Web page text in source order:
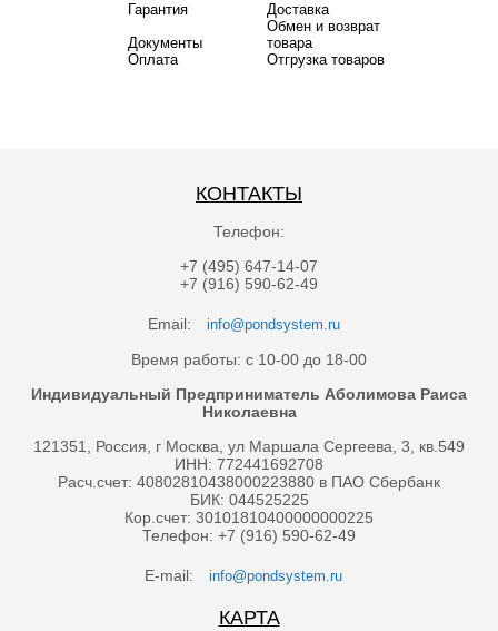
Гарантия
Доставка
Документы
Обмен и возврат
товара
Оплата
Отгрузка товаров
КОНТАКТЫ
Телефон:
+7 (495) 647-14-07
+7 (916) 590-62-49
Email: info@pondsystem.ru
Время работы: с 10-00 до 18-00
Индивидуальный Предприниматель Аболимова Раиса
Николаевна
121351, Россия, г Москва, ул Маршала Сергеева, 3, кв.549
ИНН: 772441692708
Расч.счет: 40802810438000223880 в ПАО Сбербанк
БИК: 044525225
Кор.счет: 30101810400000000225
Телефон: +7 (916) 590-62-49
E-mail: info@pondsystem.ru
КАРТА